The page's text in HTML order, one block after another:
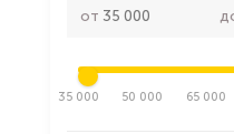
от
35 000 50 000 65 000